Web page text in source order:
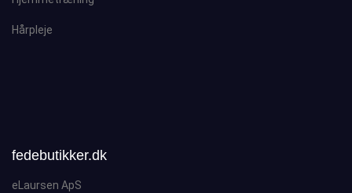
Hårpleje
fedebutikker.dk
eLaursen ApS